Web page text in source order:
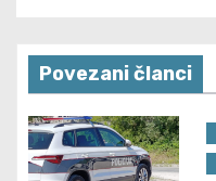
t
n
a
Povezani članci